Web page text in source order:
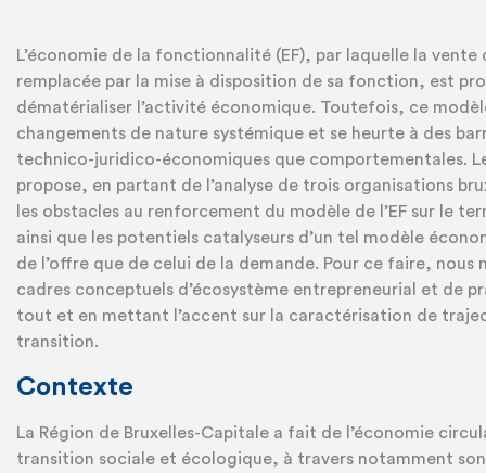
L’économie de la fonctionnalité (EF), par laquelle la vente
remplacée par la mise à disposition de sa fonction, est
dématérialiser l’activité économique. Toutefois, ce
changements de nature systémique et se heurte à des
technico-juridico-économiques que comportementales.
propose, en partant de l’analyse de trois organisations
les obstacles au renforcement du modèle de l’EF sur le
ainsi que les potentiels catalyseurs d’un tel modèle
de l’offre que de celui de la demande. Pour ce faire, nous
cadres conceptuels d’écosystème entrepreneurial et de
tout et en mettant l’accent sur la caractérisation de
transition.
Contexte
La Région de Bruxelles-Capitale a fait de l’économie
transition sociale et écologique, à travers notamment